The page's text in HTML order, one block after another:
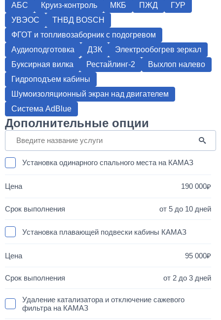
АБС Круиз-контроль МКБ ПЖД
ГУР
УВЭОС
ТНВД BOSCH
ФГОТ и топливозаборник с подогревом
Аудиоподготовка
ДЗК
Электрообогрев зеркал
Буксирная вилка
Рестайлинг-2
Выхлоп налево
Гидроподъем кабины
Шумоизоляционный экран над двигателем
Система AdBlue
Дополнительные опции
Установка одинарного спального места на КАМАЗ
190 000
от 5 до 10 дней
Установка плавающей подвески кабины КАМАЗ
95 000
от 2 до 3 дней
Удаление катализатора и отключение сажевого
фильтра на КАМАЗ